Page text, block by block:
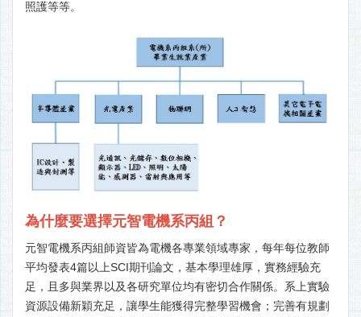
照護等等。
為什麼要選擇元智電機系丙組？
元智電機系丙組師資皆為電機各專業領域專家，每年每位教師
平均發表4篇以上SCI期刊論文，基本學理雄厚，實務經驗充
足，且多與業界以及各研究單位均有密切合作關係。系上實驗
資源設備新穎充足，讓學生能獲得完整學習機會；完善有規劃